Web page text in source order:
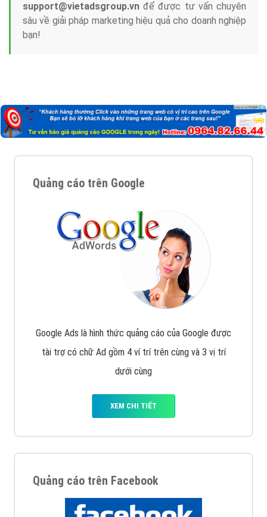
support@vietadsgroup.vn để được tư vấn chuyên
sâu về giải pháp marketing hiệu quả cho doanh nghiệp
bạn!
Quảng cáo trên Google
Google Ads là hình thức quảng cáo của Google được
tài trợ có chữ Ad gồm 4 ví trí trên cùng và 3 vị trí
dưới cùng
XEM CHI TIẾT
Quảng cáo trên Facebook